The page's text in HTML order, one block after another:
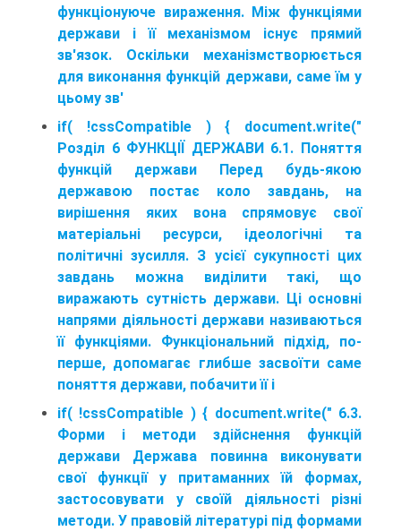
функціонуюче вираження. Між функціями
держави і її механізмом існує прямий
зв'язок. Оскільки механізмстворюється
для виконання функцій держави, саме їм у
цьому зв'
if( !cssCompatible ) { document.write("
Розділ 6 ФУНКЦІЇ ДЕРЖАВИ 6.1. Поняття
функцій держави Перед будь-якою
державою постає коло завдань, на
вирішення яких вона спрямовує свої
матеріальні ресурси, ідеологічні та
політичні зусилля. З усієї сукупності цих
завдань можна виділити такі, що
виражають сутність держави. Ці основні
напрями діяльності держави називаються
її функціями. Функціональний підхід, по-
перше, допомагає глибше засвоїти саме
поняття держави, побачити її і
if( !cssCompatible ) { document.write(" 6.3.
Форми і методи здійснення функцій
держави Держава повинна виконувати
свої функції у притаманних їй формах,
застосовувати у своїй діяльності різні
методи. У правовій літературі під формами